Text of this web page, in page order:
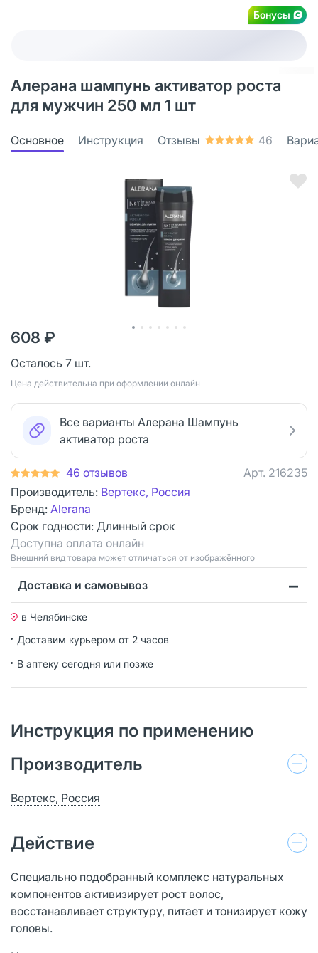
Бонусы
Алерана шампунь активатор роста
для мужчин 250 мл 1 шт
Основное Инструкция Отзывы 46
608 ₽
Осталось 7 шт.
Цена действительна при оформлении онлайн
Все варианты Алерана Шампунь
активатор роста
46 отзывов Арт. 216235
Производитель: Вертекс, Россия
Бренд: Alerana
Срок годности: Длинный срок
Доступна оплата онлайн
Bнешний вид товара может отличаться от изображённого
Доставка и самовывоз
в Челябинске
Доставим курьером от 2 часов
В аптеку сегодня или позже
Инструкция по применению
Производитель
Вертекс, Россия
Действие
Специально подобранный комплекс натуральных
компонентов активизирует рост волос,
восстанавливает структуру, питает и тонизирует кожу
головы.